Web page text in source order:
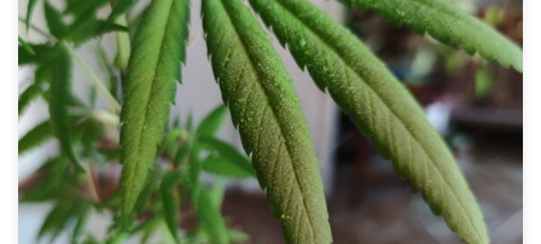
9 błędów, których należy unikać przy uprawie
automatycznych odmian marihuany. Odmiany automatycznie
kwitnące zawsze wywoływały debaty wśród hodowców w
społeczności marihuany. Z powodu braku wiedzy i
doświadczenia wielu hodowców unika uprawy odmian
automatycznie kwitnących. Od początkujących oczekuje się
uprawy wyłącznie roślin fotoperiodycznych i chociaż strach
przed czymś nowym i nieoczekiwanym jest zrozumiały,
możesz odkryć coś bardziej niesamowitego, jeśli tylko
spróbujesz. […]